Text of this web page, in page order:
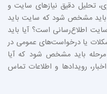
تحلیل دقیق نیازهای سایت و
مشخص شود که سایت باید
اطلاع‌رسانی است؟ آیا باید
یا درخواست‌های عمومی در
باید مشخص شود که آیا
رویدادها و اطلاعات تماس